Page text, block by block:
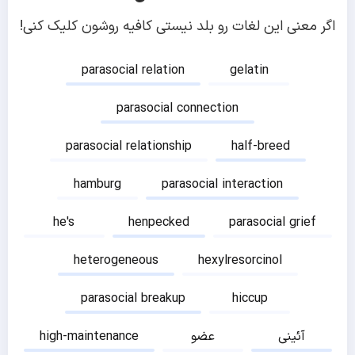
اگر معنی این لغات رو بلد نیستی کافیه روشون کلیک کنی!
parasocial relation
gelatin
parasocial connection
parasocial relationship
half-breed
hamburg
parasocial interaction
he's
henpecked
parasocial grief
heterogeneous
hexylresorcinol
parasocial breakup
hiccup
high-maintenance
عضو
آئینی